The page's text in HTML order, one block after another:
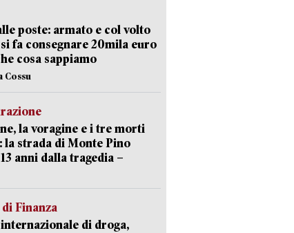
poste: armato e col volto
fa consegnare 20mila euro
cosa sappiamo
Cossu
la voragine e i tre morti
la strada di Monte Pino
anni dalla tragedia –
Finanza
di droga,